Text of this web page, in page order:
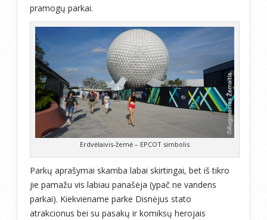
pramogų parkai.
Erdvėlaivis-žemė – EPCOT simbolis
Parkų aprašymai skamba labai skirtingai, bet iš tikro
jie pamažu vis labiau panašėja (ypač ne vandens
parkai). Kiekviename parke Disnėjus stato
atrakcionus bei su pasakų ir komiksų herojais